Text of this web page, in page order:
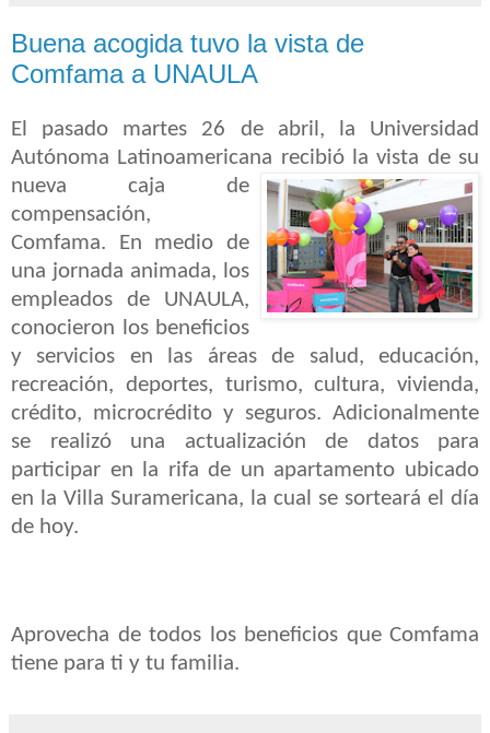
Buena acogida tuvo la vista de
Comfama a UNAULA
El pasado martes 26 de abril, la Universidad
Autónoma Latinoamericana recibió lavista de su
nueva caja de
compensación,
Comfama. En medio de
una jornada animada, los
empleados de UNAULA,
conocieron los beneficios
y servicios en las áreas de salud, educación,
recreación, deportes, turismo, cultura, vivienda,
crédito, microcrédito y seguros. Adicionalmente
se realizó una actualización de datos para
participar en la rifa de un apartamento ubicado
en la Villa Suramericana, la cual se sorteará el día
de hoy.
Aprovecha de todos los beneficios que Comfama
tiene para ti y tu familia.